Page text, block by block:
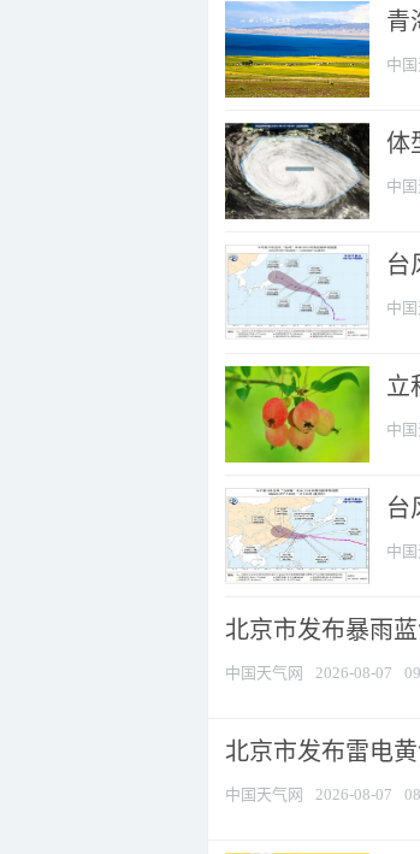
青
中
体
中
台
中
立
中
台
中
北京市发布暴雨
中国天气网 2026-08-07
北京市发布雷电
中国天气网 2026-08-07